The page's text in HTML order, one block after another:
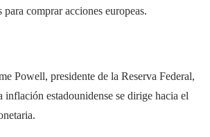
comprar acciones europeas.
Powell, presidente de la Reserva Federal,
estadounidense se dirige hacia el